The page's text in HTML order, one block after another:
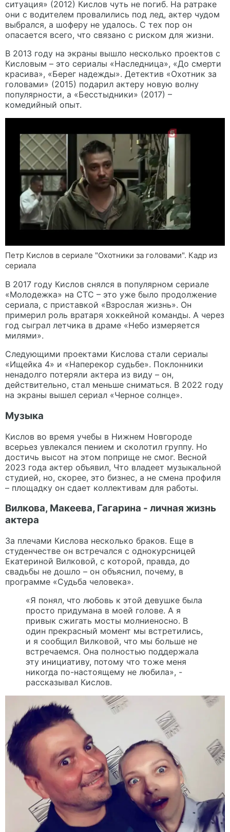
ситуация» (2012) Кислов чуть не погиб. На ратраке
они с водителем провалились под лед, актер чудом
выбрался, а шоферу не удалось. С тех пор он
опасается всего, что связано с риском для жизни.
В 2013 году на экраны вышло несколько проектов с
Кисловым – это сериалы «Наследница», «До смерти
красива», «Берег надежды». Детектив «Охотник за
головами» (2015) подарил актеру новую волну
популярности, а «Бесстыдники» (2017) –
комедийный опыт.
Петр Кислов в сериале "Охотники за головами". Кадр из
сериала
В 2017 году Кислов снялся в популярном сериале
«Молодежка» на СТС – это уже было продолжение
сериала, с приставкой «Взрослая жизнь». Он
примерил роль вратаря хоккейной команды. А через
год сыграл летчика в драме «Небо измеряется
милями».
Следующими проектами Кислова стали сериалы
«Ищейка 4» и «Наперекор судьбе». Поклонники
ненадолго потеряли актера из виду – он,
действительно, стал меньше сниматься. В 2022 году
на экраны вышел сериал «Черное солнце».
Музыка
Кислов во время учебы в Нижнем Новгороде
всерьез увлекался пением и сколотил группу. Но
достичь высот на этом поприще не смог. Весной
2023 года актер объявил, Что владеет музыкальной
студией, но, скорее, это бизнес, а не смена профиля
– площадку он сдает коллективам для работы.
Вилкова, Макеева, Гагарина - личная жизнь
актера
За плечами Кислова несколько браков. Еще в
студенчестве он встречался с однокурсницей
Екатериной Вилковой, с которой, правда, до
свадьбы не дошло – он объяснил, почему, в
программе «Судьба человека».
«Я понял, что любовь к этой девушке была
просто придумана в моей голове. А я
привык сжигать мосты молниеносно. В
один прекрасный момент мы встретились,
и я сообщил Вилковой, что мы больше не
встречаемся. Она полностью поддержала
эту инициативу, потому что тоже меня
никогда по-настоящему не любила», -
рассказывал Кислов.